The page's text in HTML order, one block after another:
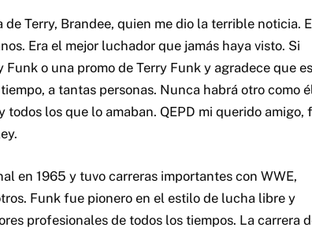
Terry, Brandee, quien me dio la terrible noticia.
Era el mejor luchador que jamás haya visto. Si
o una promo de Terry Funk y agradece que
a tantas personas. Nunca habrá otro como
todos los que lo amaban. QEPD mi querido amigo,
en 1965 y tuvo carreras importantes con WWE,
Funk fue pionero en el estilo de lucha libre y
profesionales de todos los tiempos. La carrera